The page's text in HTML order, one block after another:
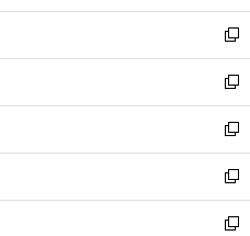
開
く
ウ
で
開
く
ン
ド
ウ
で
開
く
新
し
い
ウ
ィ
ン
ド
ウ
で
新
し
い
ウ
ィ
ン
ド
新
し
い
ウ
ィ
新
し
い
新